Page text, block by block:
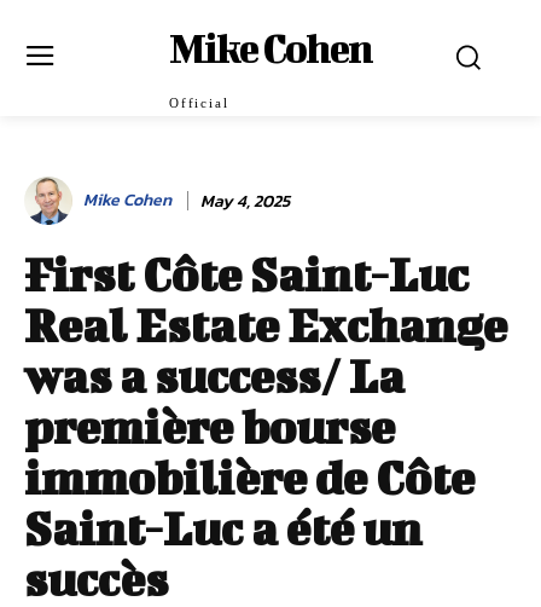
Mike Cohen
Official
Mike Cohen May 4, 2025
First Côte Saint-Luc
Real Estate Exchange
was a success/ La
première bourse
immobilière de Côte
Saint-Luc a été un
succès